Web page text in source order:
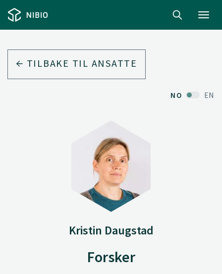
TILBAKE TIL ANSATTE
NO EN
Kristin Daugstad
Forsker